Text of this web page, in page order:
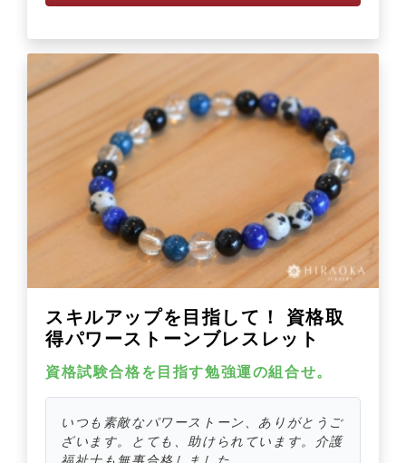
スキルアップを目指して！ 資格取
得パワーストーンブレスレット
資格試験合格を目指す勉強運の組合せ。
いつも素敵なパワーストーン、ありがとうご
ざいます。とても、助けられています。介護
福祉士も無事合格しました。